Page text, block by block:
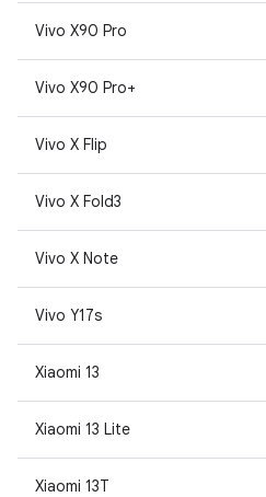
Vivo X90 Pro
Vivo X90 Pro+
Vivo X Flip
Vivo X Fold3
Vivo X Note
Vivo Y17s
Xiaomi 13
Xiaomi 13 Lite
Xiaomi 13T